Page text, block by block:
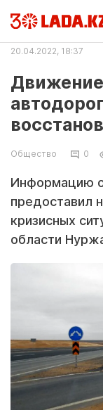
20.04.2022, 18:37
Общество 0
Информацию
предоставил
кризисных
области